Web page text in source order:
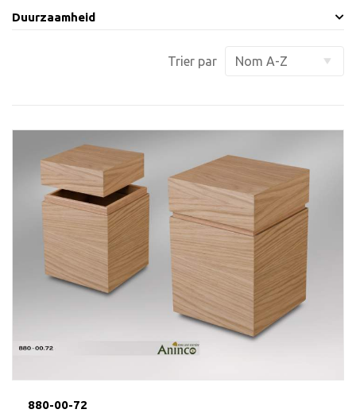
Duurzaamheid
Trier par
880-00-72